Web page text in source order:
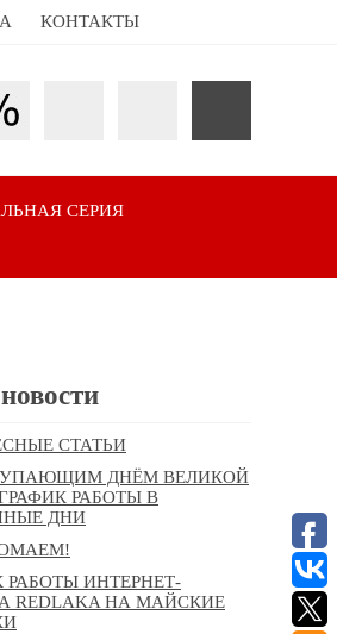
КОНТАКТЫ
СЕРИЯ
СТАТЬИ
ДНЁМ ВЕЛИКОЙ
РАБОТЫ В
ДНИ
РАБОТЫ ИНТЕРНЕТ-
REDLAKA НА МАЙСКИЕ